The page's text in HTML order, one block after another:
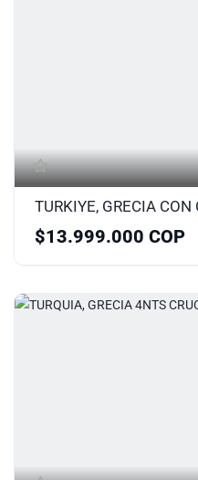
TURKIYE, GRECIA CON
$13.999.000 COP